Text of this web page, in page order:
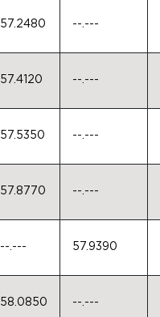
57.2480 --.---
57.4120 --.---
57.5350 --.---
57.8770 --.---
--.--- 57.9390
58.0850 --.---